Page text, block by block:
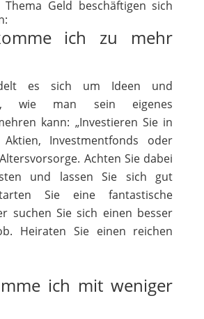
Thema Geld beschäftigen sich
ich zu mehr
es sich um Ideen und
wie man sein eigenes
kann: „Investieren Sie in
Aktien, Investmentfonds oder
Achten Sie dabei
und lassen Sie sich gut
Sie eine fantastische
suchen Sie sich einen besser
Heiraten Sie einen reichen
ich mit weniger